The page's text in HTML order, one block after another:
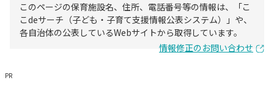
このページの保育施設名、住所、電話番号等の情報は、「こ
こdeサーチ（子ども・子育て支援情報公表システム）」や、
各自治体の公表しているWebサイトから取得しています。
情報修正のお問い合わせ
PR